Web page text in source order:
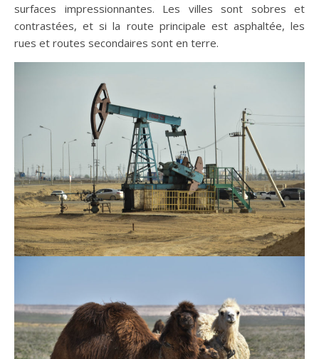
surfaces impressionnantes. Les villes sont sobres et
contrastées, et si la route principale est asphaltée, les
rues et routes secondaires sont en terre.